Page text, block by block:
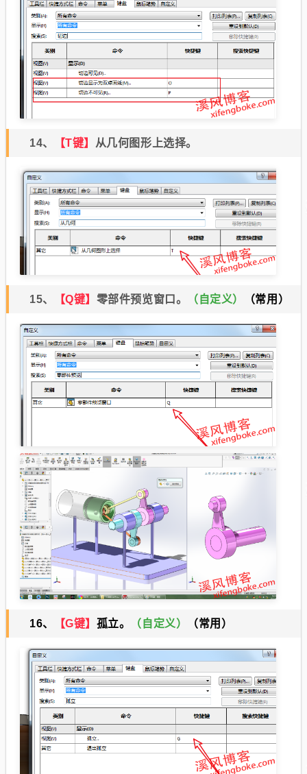
14、 【T键】 从几何图形上选择。
15、 【Q键】 零部件预览窗口。 （自定义） （常用）
16、 【G键】 孤立。 （自定义） （常用）